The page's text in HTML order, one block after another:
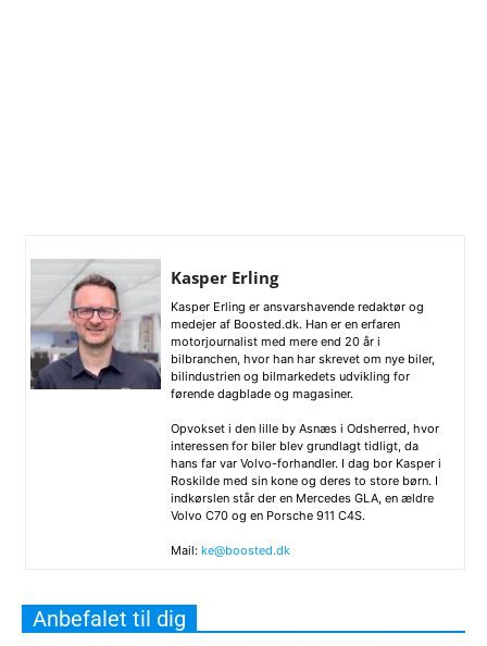
Kasper Erling
Kasper Erling er ansvarshavende redaktør og
medejer af Boosted.dk. Han er en erfaren
motorjournalist med mere end 20 år i
bilbranchen, hvor han har skrevet om nye biler,
bilindustrien og bilmarkedets udvikling for
førende dagblade og magasiner.
Opvokset i den lille by Asnæs i Odsherred, hvor
interessen for biler blev grundlagt tidligt, da
hans far var Volvo-forhandler. I dag bor Kasper i
Roskilde med sin kone og deres to store børn. I
indkørslen står der en Mercedes GLA, en ældre
Volvo C70 og en Porsche 911 C4S.
Mail: ke@boosted.dk